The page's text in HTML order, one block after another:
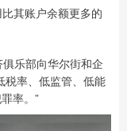
其账户余额更多的
乐部向华尔街和企
税率、低监管、低能
率。”